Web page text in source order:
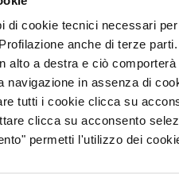
di cookie tecnici necessari
anche di terze
alto a destra e ciò
navigazione in assenza di
tutti i cookie clicca su
clicca su acconsento
permetti l'utilizzo dei
37-39 del RGPD, el
designado al Responsable
(DPO), cuyo nombre y
el Responsable del
el Responsable de la
la dirección de correo